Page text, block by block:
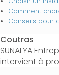
Comment
Conseils pour
Coutras
SUNALYA
intervient à